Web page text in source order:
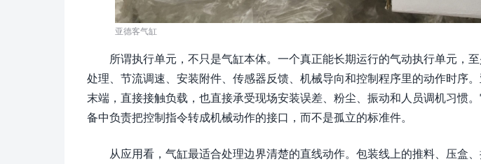
亚德客气缸
所谓执行单元，不只是气缸本体。一个真正能长期运行的气动执行单元，
处理、节流调速、安装附件、传感器反馈、机械导向和控制程序里的动作时序
末端，直接接触负载，也直接承受现场安装误差、粉尘、振动和人员调机习惯
备中负责把控制指令转成机械动作的接口，而不是孤立的标准件。
从应用看，气缸最适合处理边界清楚的直线动作。包装线上的推料、压盒